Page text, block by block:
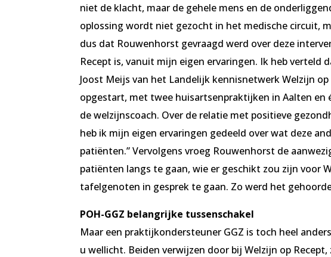
niet de klacht, maar de gehele mens en de
oplossing wordt niet gezocht in het medische circuit,
dus dat Rouwenhorst gevraagd werd over deze
Recept is, vanuit mijn eigen ervaringen. Ik heb verteld
Joost Meijs van het Landelijk kennisnetwerk Welzijn
opgestart, met twee huisartsenpraktijken in Aalten en
de welzijnscoach. Over de relatie met positieve
heb ik mijn eigen ervaringen gedeeld over wat deze
patiënten.” Vervolgens vroeg Rouwenhorst de
patiënten langs te gaan, wie er geschikt zou zijn voor
tafelgenoten in gesprek te gaan. Zo werd het
POH-GGZ belangrijke tussenschakel
Maar een praktijkondersteuner GGZ is toch heel
u wellicht. Beiden verwijzen door bij Welzijn op